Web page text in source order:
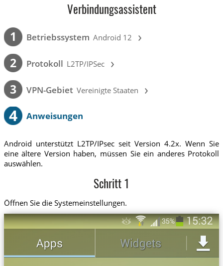
Verbindungsassistent
1 Betriebssystem Android 12 ›
2 Protokoll L2TP/IPSec ›
3 VPN-Gebiet Vereinigte Staaten ›
4 Anweisungen
Android unterstützt L2TP/IPsec seit Version 4.2x. Wenn Sie
eine ältere Version haben, müssen Sie ein anderes Protokoll
auswählen.
Schritt 1
Öffnen Sie die Systemeinstellungen.